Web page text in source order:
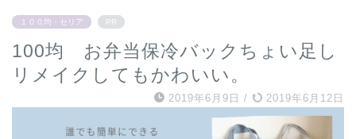
１００均・セリア PR
100均 お弁当保冷バックちょい足し
リメイクしてもかわいい。
2019年6月9日 / 2019年6月12日